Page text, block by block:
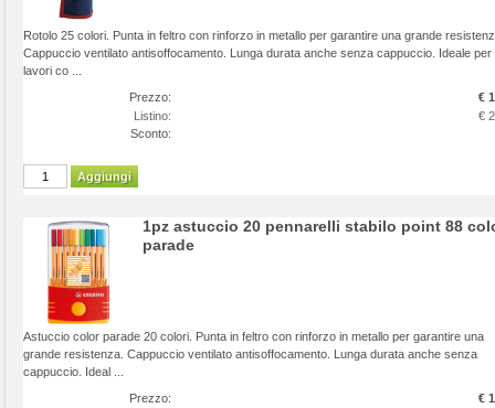
Rotolo 25 colori. Punta in feltro con rinforzo in metallo per garantire una grande
Cappuccio ventilato antisoffocamento. Lunga durata anche senza cappuccio. Ideale per
lavori co ...
Prezzo:
€
Listino:
€
Sconto:
Aggiungi
1pz astuccio 20 pennarelli stabilo point 88
parade
Astuccio color parade 20 colori. Punta in feltro con rinforzo in metallo per garantire una
grande resistenza. Cappuccio ventilato antisoffocamento. Lunga durata anche senza
cappuccio. Ideal ...
Prezzo:
€